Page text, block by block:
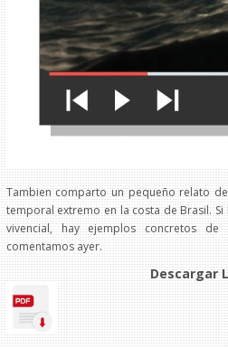
Tambien comparto un pequeño relato
temporal extremo en la costa de Brasil.
vivencial, hay ejemplos concretos
comentamos ayer.
Descargar